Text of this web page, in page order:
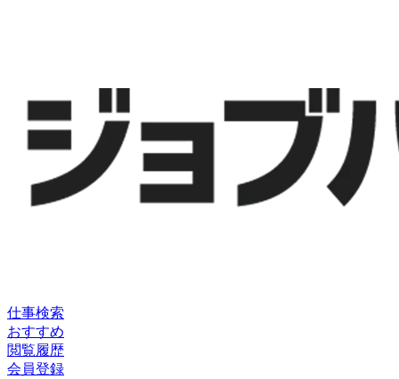
仕事検索
おすすめ
閲覧履歴
会員登録